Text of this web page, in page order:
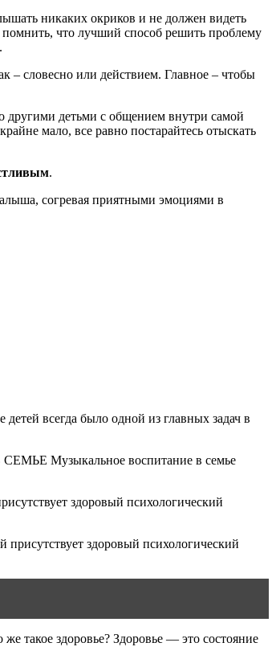
никаких окриков и не должен видеть
что лучший способ решить проблему
– словесно или действием. Главное – чтобы
другими детьми с общением внутри самой
мало, все равно постарайтесь отыскать
.
согревая приятными эмоциями в
всегда было одной из главных задач в
Музыкальное воспитание в семье
здоровый психологический
присутствует здоровый психологический
такое здоровье? Здоровье — это состояние